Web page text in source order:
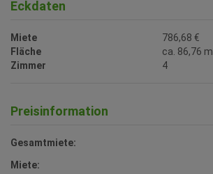
Eckdaten
Miete
786,68 €
Fläche
ca. 86,76 m
Zimmer 4
Preisinformation
Gesamtmiete:
Miete: